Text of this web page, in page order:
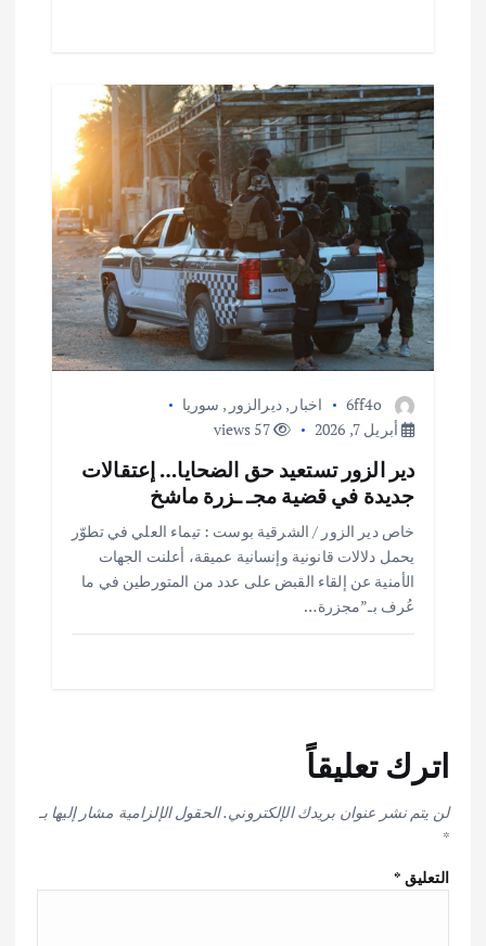
6ff4o اخبار ,ديرالزور , سوريا
أبريل 7, 2026
57 views
دير الزور تستعيد حق الضحايا… إعتقالات
جديدة في قضية مجـ ـزرة ماشخ
خاص دير الزور / الشرقية بوست : تيماء العلي في تطوّر
يحمل دلالات قانونية وإنسانية عميقة، أعلنت الجهات
الأمنية عن إلقاء القبض على عدد من المتورطين في ما
عُرف بـ”مجزرة…
اترك تعليقاً
لن يتم نشر عنوان بريدك الإلكتروني.الحقول الإلزامية مشار إليها بـ
*
التعليق*